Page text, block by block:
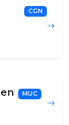
CGN
MUC